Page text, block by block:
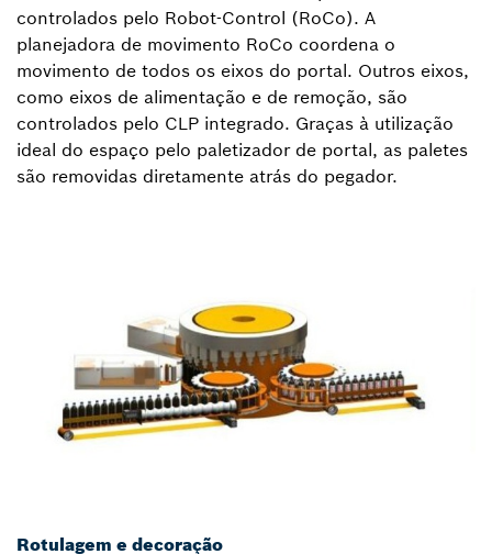
controlados pelo Robot-Control (RoCo). A
planejadora de movimento RoCo coordena o
movimento de todos os eixos do portal. Outros eixos,
como eixos de alimentação e de remoção, são
controlados pelo CLP integrado. Graças à utilização
ideal do espaço pelo paletizador de portal, as paletes
são removidas diretamente atrás do pegador.
Rotulagem e decoração